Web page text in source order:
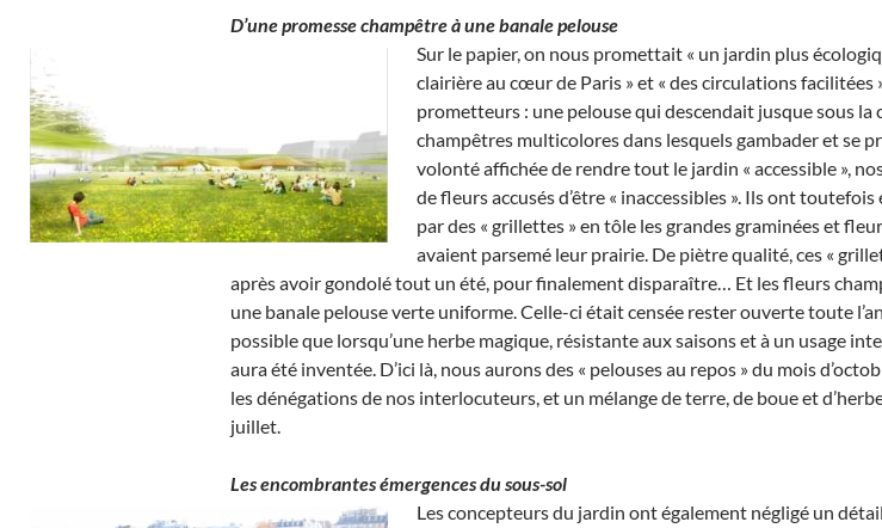
D’une promesse champêtre à une banale pelouse
Sur le papier, on nous promettait « un jardin plus
clairière au cœur de Paris » et « des circulations
prometteurs : une pelouse qui descendait jusque sous la
champêtres multicolores dans lesquels gambader et se
volonté affichée de rendre tout le jardin « accessible »,
de fleurs accusés d’être « inaccessibles ». Ils ont
par des « grillettes » en tôle les grandes graminées et
avaient parsemé leur prairie. De piètre qualité, ces «
après avoir gondolé tout un été, pour finalement disparaître… Et les fleurs
une banale pelouse verte uniforme. Celle-ci était censée rester ouverte toute
possible que lorsqu’une herbe magique, résistante aux saisons et à un usage
aura été inventée. D’ici là, nous aurons des « pelouses au repos » du mois
les dénégations de nos interlocuteurs, et un mélange de terre, de boue et
juillet.
Les encombrantes émergences du sous-sol
Les concepteurs du jardin ont également négligé un